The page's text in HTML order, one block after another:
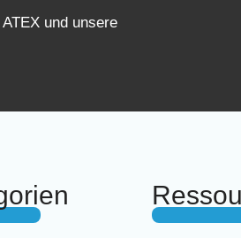
und unsere